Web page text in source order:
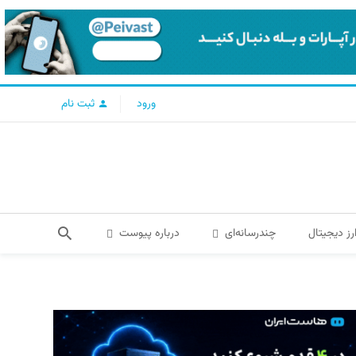
ورود ثبت نام
دیجیتال چندرسانه‌ای درباره پیوست